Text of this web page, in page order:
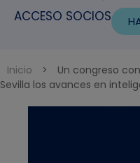
ACCESO SOCIOS
Inicio >
Un congreso
Sevilla los avances en